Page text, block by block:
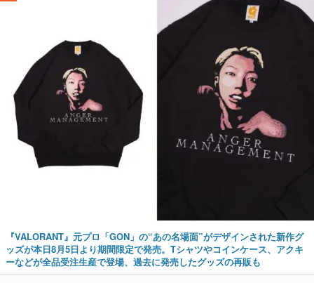
『VALORANT』元プロ「GON」の“あの名場面”がデザインされた新作グ
ッズが本日8月5日より期間限定で発売。Tシャツやコインケース、アクキ
ーなどが全品受注生産で登場、過去に発売したグッズの再販も